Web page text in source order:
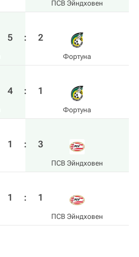
ПСВ Эйндховен
5 : 2
Фортуна
4 : 1
Фортуна
1 : 3
ПСВ Эйндховен
1 : 1
ПСВ Эйндховен